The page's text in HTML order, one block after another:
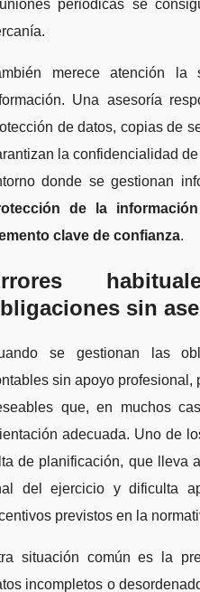
periódicas se
merece atención
Una asesoría
de datos, copias de
la confidencialidad
donde se gestionan
de la
clave de confianza.
sin
se gestionan las
sin apoyo profesional,
que, en muchos
adecuada. Uno de
de planificación, que lleva
del ejercicio y dificulta
previstos en la
situación común es la
incompletos o